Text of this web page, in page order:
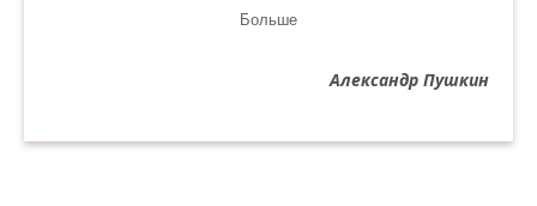
У музы дремлющей несвязные слова.
странной:
Больше
Александр Пушкин